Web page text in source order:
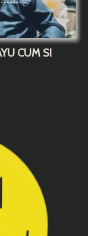
CUM SI